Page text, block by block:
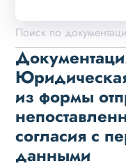
Описание
Возможности
Примеры
Установка и
Данные
Дизайн
из формы
согласия с
данными